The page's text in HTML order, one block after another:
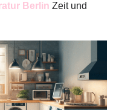
Berlin Zeit und